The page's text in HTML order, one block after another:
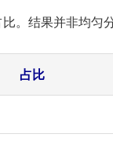
。结果并非均匀
占比